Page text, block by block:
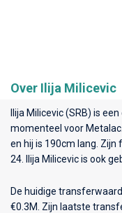
Over Ilija Milicevic
Ilija Milicevic (SRB) is
momenteel voor Metalac
en hij is 190cm lang. Zijn
24. Ilija Milicevic is ook
De huidige
€0.3M. Zijn laatste